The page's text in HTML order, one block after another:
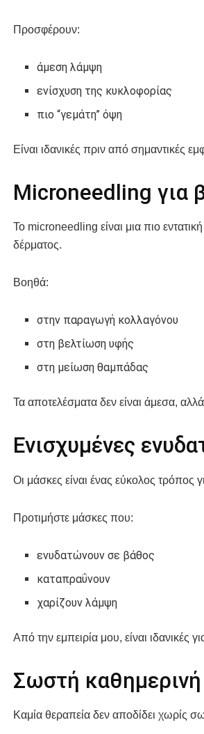
Προσφέρουν:
άμεση λάμψη
ενίσχυση της κυκλοφορίας
πιο “γεμάτη” όψη
Είναι ιδανικές πριν από σημαντικές
Microneedling για
Το microneedling είναι μια πιο
δέρματος.
Βοηθά:
στην παραγωγή κολλαγόνου
στη βελτίωση υφής
στη μείωση θαμπάδας
Τα αποτελέσματα δεν είναι άμεσα,
Ενισχυμένες
Οι μάσκες είναι ένας εύκολος τρόπος
Προτιμήστε μάσκες που:
ενυδατώνουν σε βάθος
καταπραΰνουν
χαρίζουν λάμψη
Από την εμπειρία μου, είναι ιδανικές
Σωστή καθημερινή
Καμία θεραπεία δεν αποδίδει χωρίς